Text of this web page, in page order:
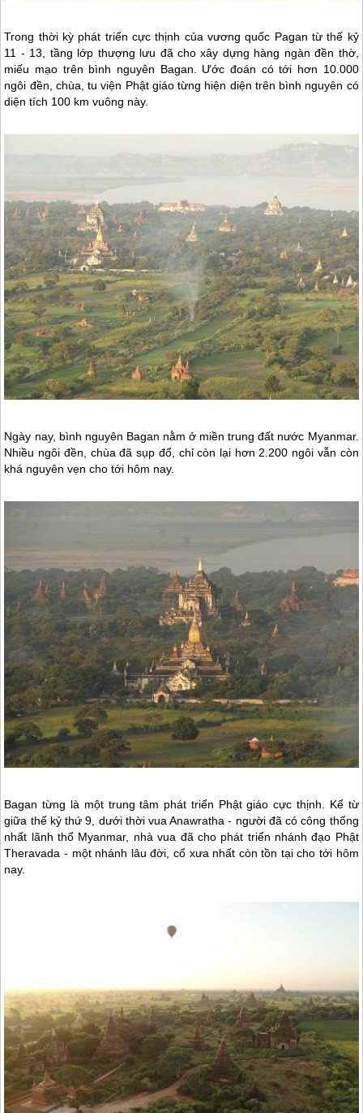
Trong thời kỳ phát triển cực thịnh của vương quốc Pagan từ thế kỷ
11 - 13, tầng lớp thượng lưu đã cho xây dựng hàng ngàn đền thờ,
miếu mạo trên bình nguyên Bagan. Ước đoán có tới hơn 10.000
ngôi đền, chùa, tu viện Phật giáo từng hiện diện trên bình nguyên có
diện tích 100 km vuông này.
Ngày nay, bình nguyên Bagan nằm ở miền trung đất nước Myanmar.
Nhiều ngôi đền, chùa đã sụp đổ, chỉ còn lại hơn 2.200 ngôi vẫn còn
khá nguyên vẹn cho tới hôm nay.
Bagan từng là một trung tâm phát triển Phật giáo cực thịnh. Kể từ
giữa thế kỷ thứ 9, dưới thời vua Anawratha - người đã có công thống
nhất lãnh thổ Myanmar, nhà vua đã cho phát triển nhánh đạo Phật
Theravada - một nhánh lâu đời, cổ xưa nhất còn tồn tại cho tới hôm
nay.